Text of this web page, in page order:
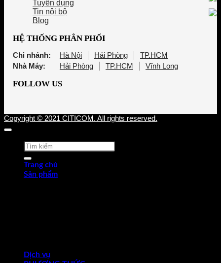
Tuyển dụng
Tin nội bộ
Blog
HỆ THỐNG PHÂN PHỐI
Chi nhánh: Hà Nội Hải Phòng
TP.HCM
Nhà Máy:
Hải Phòng TP.HCM Vĩnh Long
FOLLOW US
Copyright © 2021 CITICOM. All rights reserved.
Tìm
kiếm:
Trang chủ
Sản phẩm
Dịch vụ